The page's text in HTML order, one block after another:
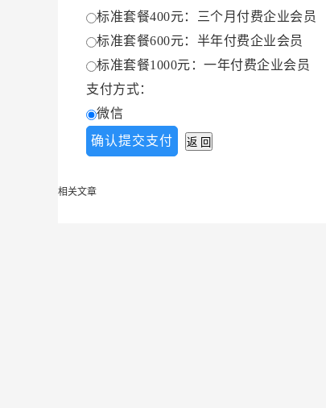
标准套餐400元：三个月付费企业会员
标准套餐600元：半年付费企业会员
标准套餐1000元：一年付费企业会员
支付方式：
微信
相关文章